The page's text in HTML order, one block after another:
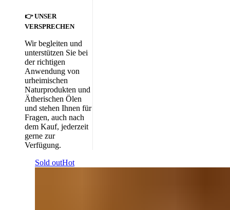
👉 UNSER
VERSPRECHEN
Wir begleiten und
unterstützen Sie bei
der richtigen
Anwendung von
urheimischen
Naturprodukten und
Ätherischen Ölen
und stehen Ihnen für
Fragen, auch nach
dem Kauf, jederzeit
gerne zur
Verfügung.
Sold outHot